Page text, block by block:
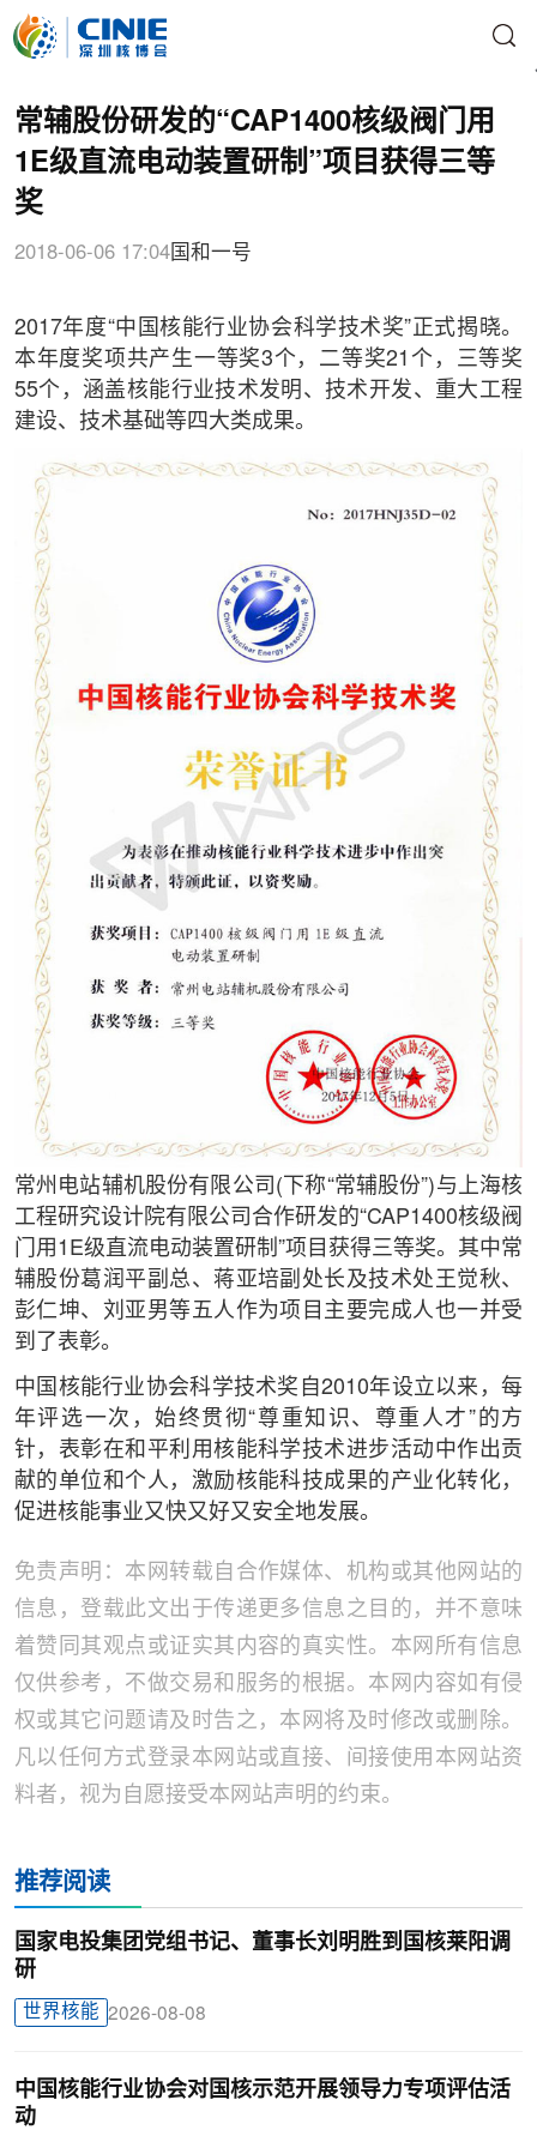
常辅股份研发的“CAP1400核级阀门用
1E级直流电动装置研制”项目获得三等
奖
2018-06-06 17:04国和一号
2017年度“中国核能行业协会科学技术奖”正式揭晓。
本年度奖项共产生一等奖3个，二等奖21个，三等奖
55个，涵盖核能行业技术发明、技术开发、重大工程
建设、技术基础等四大类成果。
常州电站辅机股份有限公司(下称“常辅股份”)与上海核
工程研究设计院有限公司合作研发的“CAP1400核级阀
门用1E级直流电动装置研制”项目获得三等奖。其中常
辅股份葛润平副总、蒋亚培副处长及技术处王觉秋、
彭仁坤、刘亚男等五人作为项目主要完成人也一并受
到了表彰。
中国核能行业协会科学技术奖自2010年设立以来，每
年评选一次，始终贯彻“尊重知识、尊重人才”的方
针，表彰在和平利用核能科学技术进步活动中作出贡
献的单位和个人，激励核能科技成果的产业化转化，
促进核能事业又快又好又安全地发展。
免责声明：本网转载自合作媒体、机构或其他网站的
信息，登载此文出于传递更多信息之目的，并不意味
着赞同其观点或证实其内容的真实性。本网所有信息
仅供参考，不做交易和服务的根据。本网内容如有侵
权或其它问题请及时告之，本网将及时修改或删除。
凡以任何方式登录本网站或直接、间接使用本网站资
料者，视为自愿接受本网站声明的约束。
推荐阅读
国家电投集团党组书记、董事长刘明胜到国核莱阳调
研
世界核能 2026-08-08
中国核能行业协会对国核示范开展领导力专项评估活
动